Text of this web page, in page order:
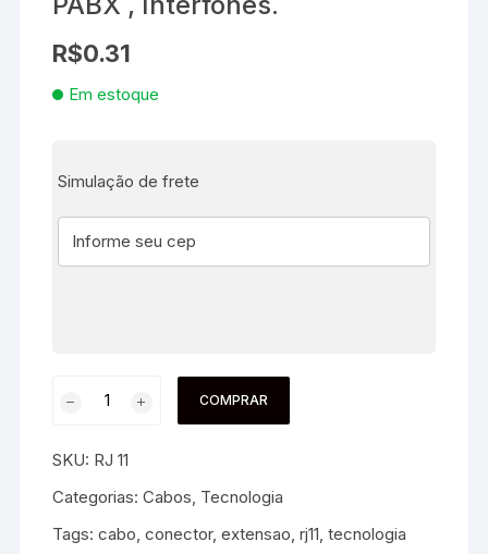
R$0.31
Em estoque
Simulação de frete
COMPRAR
SKU: RJ 11
Categorias:Cabos Tecnologia
Tags:cabo ,conector,extensao ,rj11 ,tecnologia